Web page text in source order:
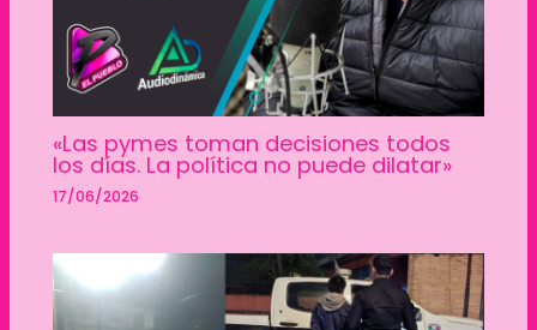
«Las pymes toman decisiones todos
los días. La política no puede dilatar»
17/06/2026